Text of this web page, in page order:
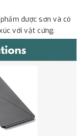
được sơn và có
với vật cứng.